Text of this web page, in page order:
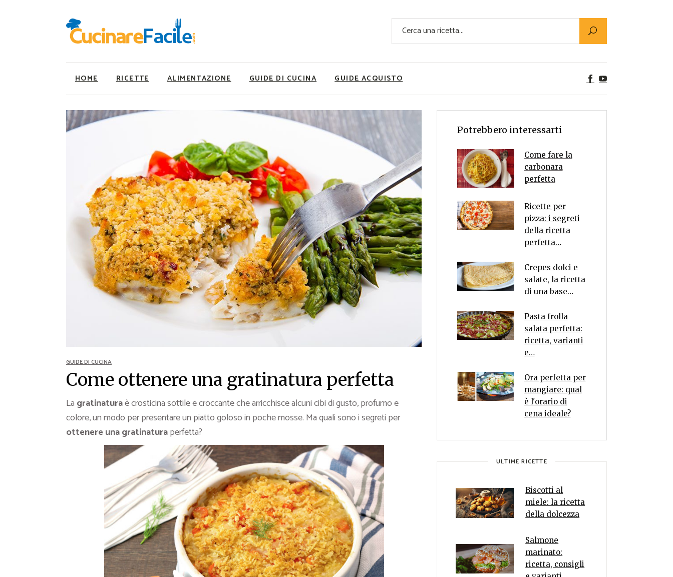
Cerca
HOME RICETTE
Ricette Facili e Veloci
Ricette Dolci
Ricette Carne
Ricette Secondi
Ricette Pizze e Rustici
Ricette Contorni
Ricette Piatti unici
Ricette Pesce
Video Ricette
Ricette per Ingrediente
ALIMENTAZIONE
Nutrizionista a tavola
Ricette Vegetariane
Ricette Vegane
Rumors
GUIDE DI CUCINA GUIDE ACQUISTO
Ricette Facili e Veloci
Ricette Primi Piatti
Ricette Dolci
Ricette Carne
Ricette Secondi
Ricette Pizze e Rustici
Ricette Contorni
Ricette Piatti unici
Ricette Pesce
Video Ricette
Ricette per Ingrediente
Utility
Super Alimenti
Ricette Vegetariane
Rumors
GUIDE DI CUCINA
Come ottenere una gratinatura perfetta
La gratinaturaè crosticina sottile e croccante che arricchisce alcuni cibi di gusto, profumo e
colore, un modo per presentare un piatto goloso in poche mosse. Ma quali sono i segreti per
ottenere una gratinaturaperfetta?
Potrebbero interessarti
Come fare la
carbonara
perfetta
Ricette per
pizza: i segreti
della ricetta
perfetta…
Crepes dolci e
salate, la ricetta
di una base…
Pasta frolla
salata perfetta:
ricetta, varianti
e…
Ora perfetta per
mangiare: qual
è l'orario di
cena ideale?
ULTIME RICETTE
Biscotti al
miele: la ricetta
della dolcezza
Salmone
marinato:
ricetta, consigli